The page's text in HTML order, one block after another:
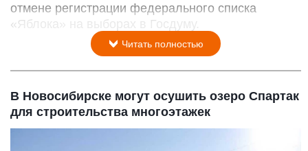
отмене регистрации федерального списка
«Яблока» на выборах в Госдуму.
Читать полностью
В Новосибирске могут осушить озеро Спартак
для строительства многоэтажек